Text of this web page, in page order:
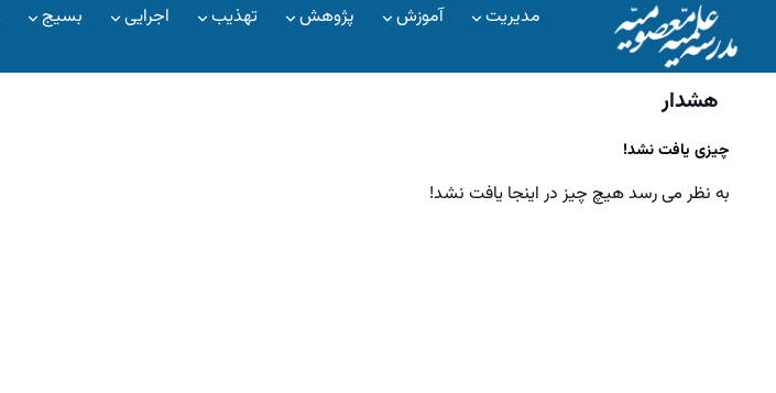
مدیریت آموزش پژوهش تهذیب اجرایی بسیج
هشدار
چیزی یافت نشد!
به نظر می رسد هیچ چیز در اینجا یافت نشد!